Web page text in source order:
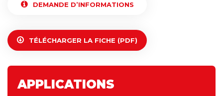
DEMANDE D’INFORMATIONS
TÉLÉCHARGER LA FICHE (PDF)
APPLICATIONS